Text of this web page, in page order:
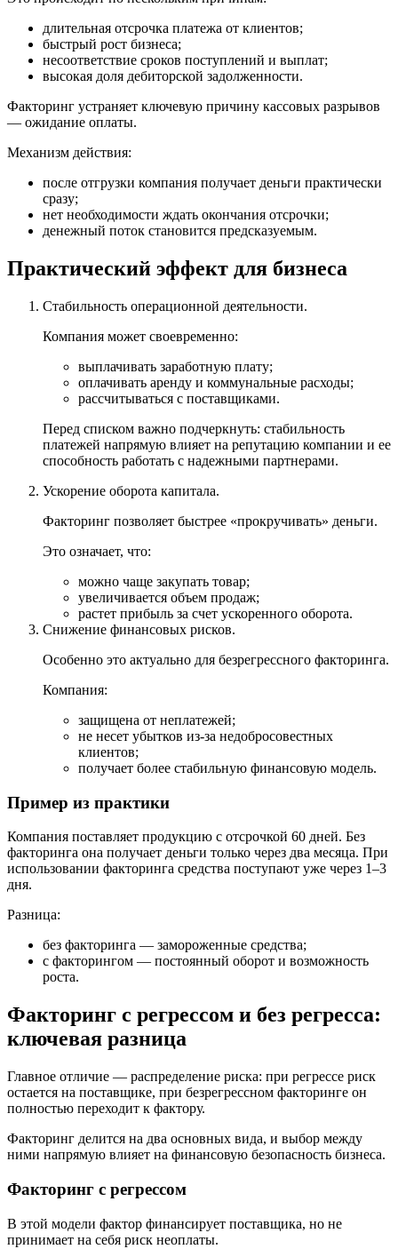
длительная отсрочка платежа от клиентов;
быстрый рост бизнеса;
несоответствие сроков поступлений и выплат;
высокая доля дебиторской задолженности.
Факторинг устраняет ключевую причину кассовых разрывов
— ожидание оплаты.
Механизм действия:
после отгрузки компания получает деньги практически
сразу;
нет необходимости ждать окончания отсрочки;
денежный поток становится предсказуемым.
Практический эффект для бизнеса
Стабильность операционной деятельности.
Компания может своевременно:
выплачивать заработную плату;
оплачивать аренду и коммунальные расходы;
рассчитываться с поставщиками.
Перед списком важно подчеркнуть: стабильность
платежей напрямую влияет на репутацию компании и ее
способность работать с надежными партнерами.
Ускорение оборота капитала.
Факторинг позволяет быстрее «прокручивать» деньги.
Это означает, что:
можно чаще закупать товар;
увеличивается объем продаж;
растет прибыль за счет ускоренного оборота.
Снижение финансовых рисков.
Особенно это актуально для безрегрессного факторинга.
Компания:
защищена от неплатежей;
не несет убытков из-за недобросовестных
клиентов;
получает более стабильную финансовую модель.
Пример из практики
Компания поставляет продукцию с отсрочкой 60 дней. Без
факторинга она получает деньги только через два месяца. При
использовании факторинга средства поступают уже через 1–3
дня.
Разница:
без факторинга — замороженные средства;
с факторингом — постоянный оборот и возможность
роста.
Факторинг с регрессом и без регресса:
ключевая разница
Главное отличие — распределение риска: при регрессе риск
остается на поставщике, при безрегрессном факторинге он
полностью переходит к фактору.
Факторинг делится на два основных вида, и выбор между
ними напрямую влияет на финансовую безопасность бизнеса.
Факторинг с регрессом
В этой модели фактор финансирует поставщика, но не
принимает на себя риск неоплаты.